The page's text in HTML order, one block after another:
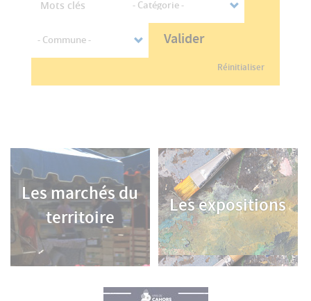
Valider
Réinitialiser
Les marchés du
territoire
Les expositions